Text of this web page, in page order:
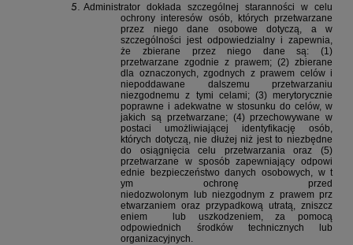
Administrator dokłada szczególnej staranności w celu
ochrony interesów osób, których przetwarzane
przez niego dane osobowe dotyczą, a w
szczególności jest odpowiedzialny i zapewnia,
że zbierane przez niego dane są: (1)
przetwarzane zgodnie z prawem; (2) zbierane
dla oznaczonych, zgodnych z prawem celów i
niepoddawane dalszemu przetwarzaniu
niezgodnemu z tymi celami; (3) merytorycznie
poprawne i adekwatne w stosunku do celów, w
jakich są przetwarzane; (4) przechowywane w
postaci umożliwiającej identyfikację osób,
których dotyczą, nie dłużej niż jest to niezbędne
do osiągnięcia celu przetwarzania oraz (5)
przetwarzane
w sposób zapewniający odpowi
ednie bezpieczeństwo danych osobowych, w t
ym
ochronę
przed
niedozwolonym lub niezgodnym z prawem prz
etwarzaniem oraz przypadkową utratą,
zniszcz
eniem
lub uszkodzeniem, za pomocą
odpowiednich środków technicznych lub
organizacyjnych.